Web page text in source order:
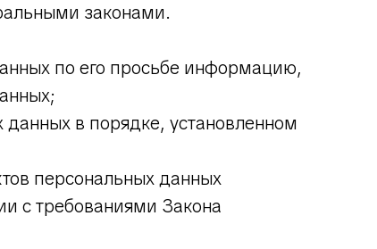
законами.
по его просьбе информацию,
в порядке, установленном
персональных данных
с требованиями Закона